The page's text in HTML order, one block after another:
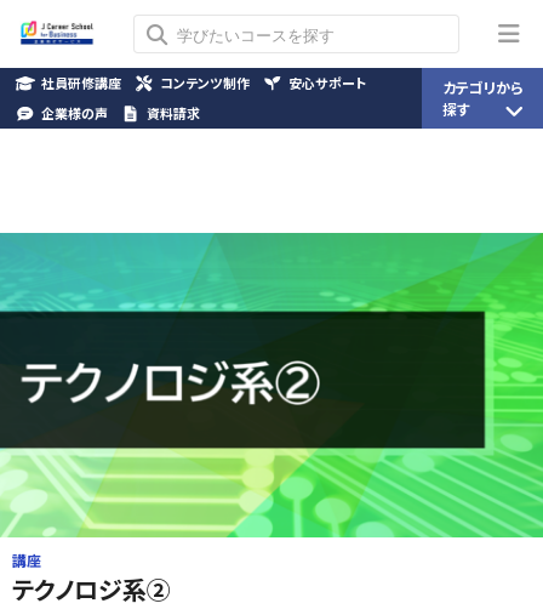
講座
テクノロジ系②
社員研修講座 コンテンツ制作
安心サポート
企業様の声
資料請求
カテゴリから
探す